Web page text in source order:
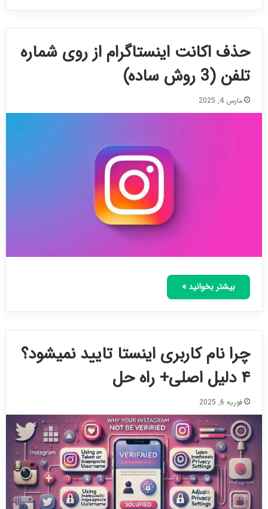
حذف اکانت اینستاگرام از روی شماره
تلفن (3 روش ساده)
مارس 4, 2025
بیشتر بخوانید »
چرا نام کاربری اینستا تایید نمیشود؟
۴ دلیل اصلی+ راه حل
فوریه 6, 2025